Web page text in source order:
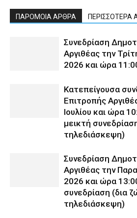
ΠΑΡΟΜΟΙΑ ΑΡΘΡΑ ΠΕΡΙΣΣΟΤΕΡΑ
Συνεδρίαση
Αργιθέας την
2026 και ώρα
Κατεπείγουσα
Επιτροπής
Ιουλίου και ώρα
μεικτή
τηλεδιάσκεψη)
Συνεδρίαση
Αργιθέας την
2026 και ώρα
συνεδρίαση (δια
τηλεδιάσκεψη)